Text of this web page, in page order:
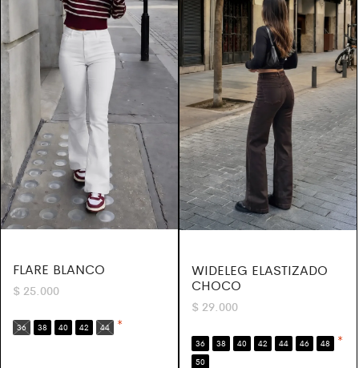
FLARE BLANCO
$ 25.000
36 38 40 42 44 *
WIDELEG ELASTIZADO
CHOCO
$ 29.000
36 38 40 42 44 46
48
50
*